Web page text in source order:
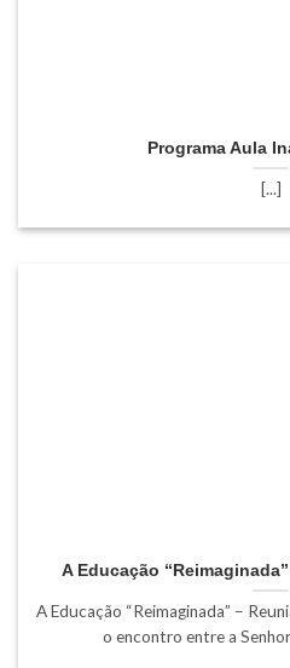
Programa Aula
[...]
A Educação
A Educação “Reimaginada” –
o encontro entre a